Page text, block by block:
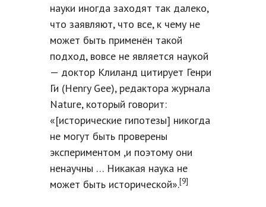
науки иногда заходят так далеко,
что заявляют, что все, к чему не
может быть применён такой
подход, вовсе не является наукой
— доктор Клиланд цитирует Генри
Ги (Henry Gee), редактора журнала
Nature, который говорит:
«[исторические гипотезы] никогда
не могут быть проверены
экспериментом ,и поэтому они
ненаучны … Никакая наука не
может быть исторической».[9]